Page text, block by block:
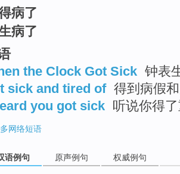
病了
病了
the Clock Got Sick 钟表
sick and tired of 得到病假
you got sick 听说你得
网络短语
语例句 原声例句 权威例句